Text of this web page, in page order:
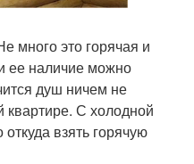
много это горячая и
ее наличие можно
душ ничем не
квартире. С холодной
взять горячую